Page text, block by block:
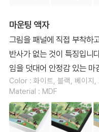
마운팅 액자
그림을 패널에 직접 부착하
반사가 없는 것이 특징입니
임을 덧대어 안정감 있는 마
Color : 화이트, 블랙, 베이지,
Material : MDF